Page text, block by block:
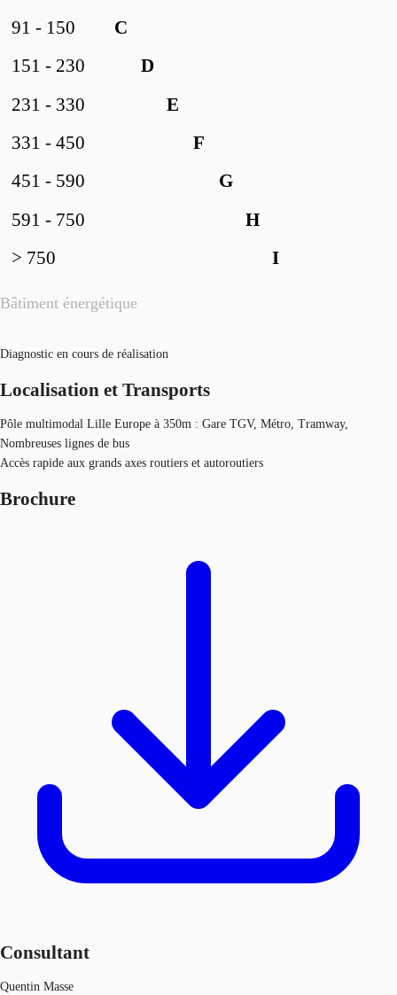
Bâtiment énergétique
C
91 - 150
D
151 - 230
E
231 - 330
F
331 - 450
G
451 - 590
H
591 - 750
I
> 750
Diagnostic en cours de réalisation
Localisation et Transports
Pôle multimodal Lille Europe à 350m : Gare TGV, Métro, Tramway,
Nombreuses lignes de bus
Accès rapide aux grands axes routiers et autoroutiers
Brochure
Consultant
Quentin Masse